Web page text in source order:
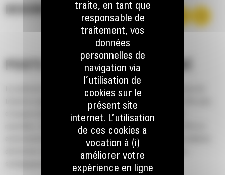
DESCRIPTION
POSTE DE TRAVAIL REDESSINÉ
Le poste de conduite redessiné offre une plus grande surface de
travail et, grâce au déplacement accru des sièges, la 255 offre plus
d'espace pour les conducteurs de toutes tailles. La cabine
monobloc, étanche et pressurisée, proposée en option, offre un
environnement de travail propre et silencieux, avec une excellente
distribution de l'air grâce à des bouches d'aération placées
stratégiquement dans toute la cabine.
traite, en tant que
responsable de
traitement, vos
données
personnelles de
navigation via
l’utilisation de
cookies sur le
présent site
internet. L’utilisation
de ces cookies a
vocation à (i)
améliorer votre
expérience en ligne